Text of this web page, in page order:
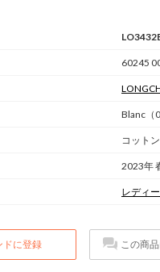
60245
Blanc（
コットン
2023年
レディ
ドに登録 この商